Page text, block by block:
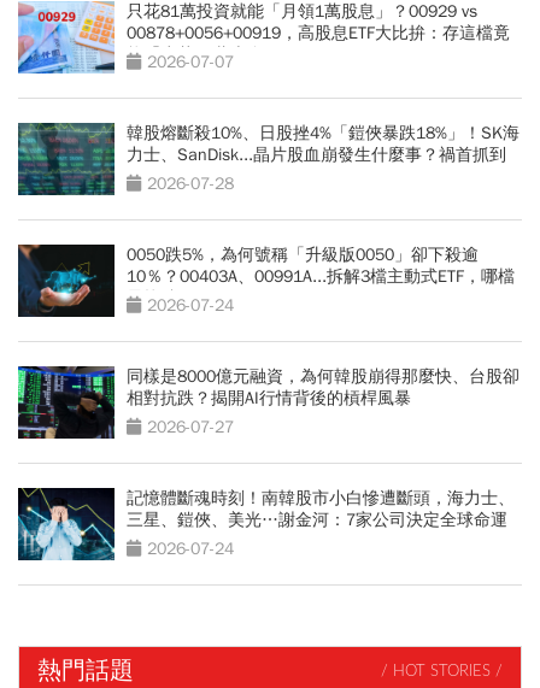
只花81萬投資就能「月領1萬股息」？00929 vs
00878+0056+00919，高股息ETF大比拚：存這檔竟
能「少花30萬本金」
2026-07-07
韓股熔斷殺10%、日股挫4%「鎧俠暴跌18%」！SK海
力士、SanDisk...晶片股血崩發生什麼事？禍首抓到
了 2026-07-28
0050跌5%，為何號稱「升級版0050」卻下殺逾
10％？00403A、00991A...拆解3檔主動式ETF，哪檔
最抗跌？
2026-07-24
同樣是8000億元融資，為何韓股崩得那麼快、台股卻
相對抗跌？揭開AI行情背後的槓桿風暴
2026-07-27
記憶體斷魂時刻！南韓股市小白慘遭斷頭，海力士、
三星、鎧俠、美光…謝金河：7家公司決定全球命運
2026-07-24
熱門話題 / HOT STORIES /